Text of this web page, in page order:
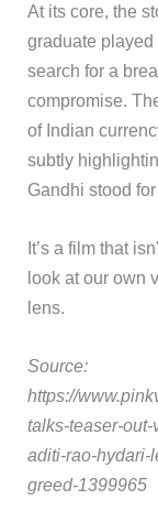
At its core, the
graduate
search for a
compromise.
of Indian
subtly
Gandhi stood
It’s a film that
look at our own
lens.
Source:
https://
talks-teaser-
aditi-rao-hydari-
greed-1399965